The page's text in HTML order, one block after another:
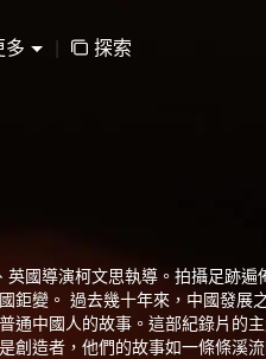
多 | 探索
國導演柯文思執導。拍攝足跡
鉅變。 過去幾十年來，中國發展
通中國人的故事。這部紀錄片的
造者，他們的故事如一條條溪